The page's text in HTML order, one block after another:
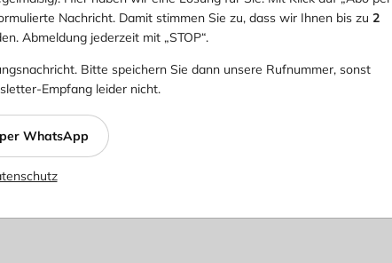
Nachricht. Damit stimmen Sie zu, dass wir Ihnen bis zu 2
Abmeldung jederzeit mit „STOP“.
Bitte speichern Sie dann unsere Rufnummer, sonst
Empfang leider nicht.
WhatsApp